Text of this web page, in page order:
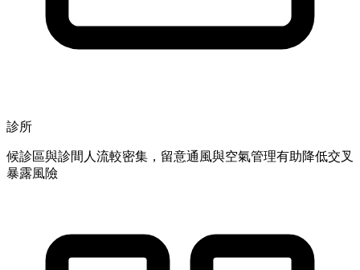
診所
候診區與診間人流較密集，留意通風與空氣管理有助降低交叉
暴露風險